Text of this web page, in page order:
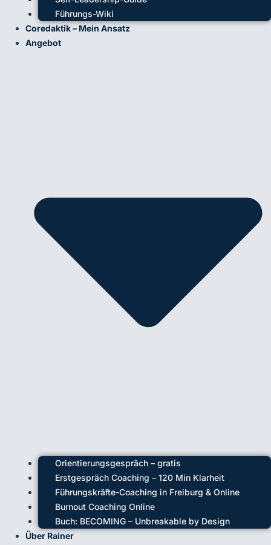
Führungs-Wiki
Coredaktik – Mein Ansatz
Angebot
Orientierungsgespräch – gratis
Erstgespräch Coaching – 120 Min Klarheit
Führungskräfte-Coaching in Freiburg & Online
Burnout Coaching Online
Buch: BECOMING – Unbreakable by Design
Über Rainer